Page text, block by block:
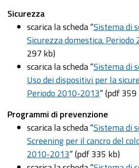
Sicurezza
scarica la scheda “Sistema di
Sicurezza domestica.
297 kb)
scarica la scheda “Sistema di
Uso dei dispositivi per la
Periodo 2010-2013” (pdf 359
Programmi di prevenzione
scarica la scheda “Sistema di
Screening per il cancro del
2010-2013” (pdf 335 kb)